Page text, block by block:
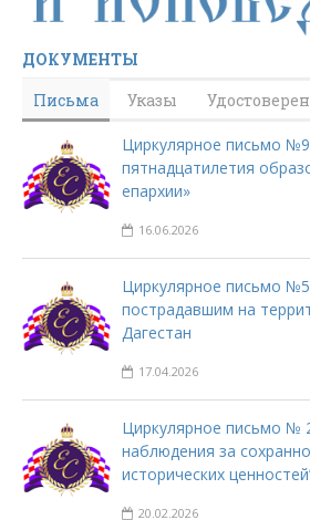
ДОКУМЕНТЫ
Письма
Указы
Циркулярное письмо
пятнадцатилетия
епархии»
16.06.2026
Циркулярное письмо
пострадавшим на
Дагестан
17.04.2026
Циркулярное письмо №
наблюдения за
исторических
20.02.2026